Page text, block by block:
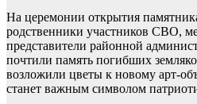
На церемонии открытия
родственники участников СВО,
представители районной
почтили память погибших
возложили цветы к новому арт-
станет важным символом